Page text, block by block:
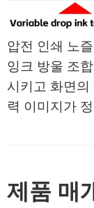
압전 인쇄 노
잉크 방울 조
시키고 화면
력 이미지가
제품 매